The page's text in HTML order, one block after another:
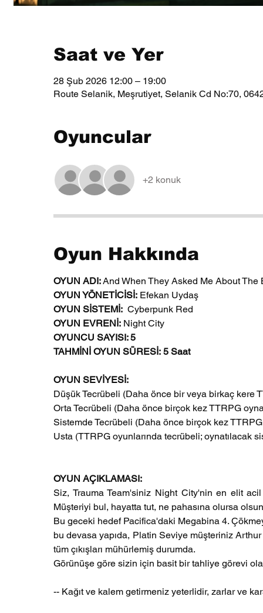
Saat ve Yer
28 Şub 2026 12:00 – 19:00
Route Selanik, Meşrutiyet, Selanik Cd No:70,
Oyuncular
+2 konuk
Oyun Hakkında
OYUN ADI: And When They Asked Me About
OYUN YÖNETİCİSİ: Efekan Uydaş
OYUN SİSTEMİ: Cyberpunk Red
OYUN EVRENİ: Night City
OYUNCU SAYISI: 5
TAHMİNİ OYUN SÜRESİ: 5 Saat
OYUN SEVİYESİ:
Düşük Tecrübeli (Daha önce bir veya birkaç kere
Orta Tecrübeli (Daha önce birçok kez TTRPG
Sistemde Tecrübeli (Daha önce birçok kez
Usta (TTRPG oyunlarında tecrübeli; oynatılacak
OYUN AÇIKLAMASI:
Siz, Trauma Team'siniz Night City'nin en elit
Müşteriyi bul, hayatta tut, ne pahasına olursa
Bu geceki hedef Pacifica'daki Megabina 4.
bu devasa yapıda, Platin Seviye müşteriniz
tüm çıkışları mühürlemiş durumda.
Görünüşe göre sizin için basit bir tahliye görevi
-- Kağıt ve kalem getirmeniz yeterlidir, zarlar ve